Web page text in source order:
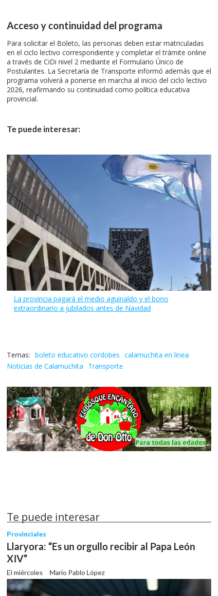
Acceso y continuidad del programa
Para solicitar el Boleto, las personas deben estar matriculadas
en el ciclo lectivo correspondiente y completar el trámite online
a través de CiDi nivel 2 mediante el Formulario Único de
Postulantes. La Secretaría de Transporte informó además que el
programa volverá a ponerse en marcha al inicio del ciclo lectivo
2026, reafirmando su continuidad como política educativa
provincial.
Te puede interesar:
La provincia pagará el medio aguinaldo y el bono
extraordinario a jubilados antes de Navidad
boleto educativo cordobes calamuchita en linea
Noticias de Calamuchita
Transporte
Te puede interesar
Llaryora: “Es un orgullo recibir al Papa León
XIV”
Mario Pablo López
Provinciales
El miércoles